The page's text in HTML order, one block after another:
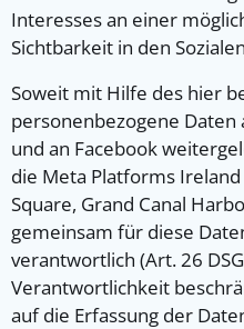
Interesses an einer
Sichtbarkeit in den
Soweit mit Hilfe des hier
personenbezogene
und an Facebook
die Meta Platforms
Square, Grand Canal
gemeinsam für diese
verantwortlich (Art. 26
Verantwortlichkeit
auf die Erfassung der